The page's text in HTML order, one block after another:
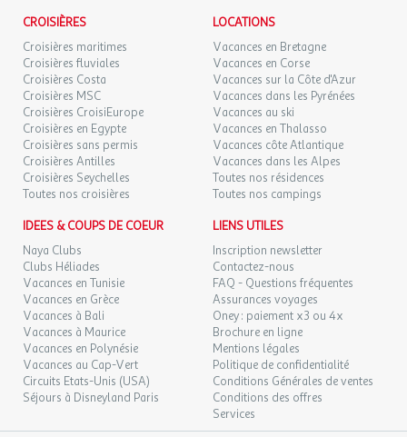
CROISIÈRES
Croisières maritimes
Croisières fluviales
Croisières Costa
Croisières MSC
Croisières CroisiEurope
Croisières en Egypte
Croisières sans permis
Croisières Antilles
Croisières Seychelles
Toutes nos croisières
LOCATIONS
Vacances en Bretagne
Vacances en Corse
Vacances sur la Côte d'Azur
Vacances dans les Pyrénées
Vacances au ski
Vacances en Thalasso
Vacances côte Atlantique
Vacances dans les Alpes
Toutes nos résidences
Toutes nos campings
IDEES & COUPS DE COEUR
Naya Clubs
Clubs Héliades
Vacances en Tunisie
Vacances en Grèce
Vacances à Bali
Vacances à Maurice
Vacances en Polynésie
Vacances au Cap-Vert
Circuits Etats-Unis (USA)
Séjours à Disneyland Paris
LIENS UTILES
Inscription newsletter
Contactez-nous
FAQ - Questions fréquentes
Assurances voyages
Oney : paiement x3 ou 4x
Brochure en ligne
Mentions légales
Politique de confidentialité
Conditions Générales de ventes
Conditions des offres
Services